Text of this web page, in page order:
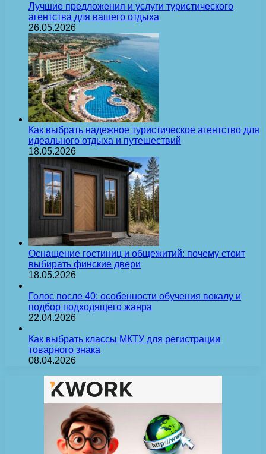
Лучшие предложения и услуги туристического
агентства для вашего отдыха
26.05.2026
Как выбрать надежное туристическое агентство для
идеального отдыха и путешествий
18.05.2026
Оснащение гостиниц и общежитий: почему стоит
выбирать финские двери
18.05.2026
Голос после 40: особенности обучения вокалу и
подбор подходящего жанра
22.04.2026
Как выбрать классы МКТУ для регистрации
товарного знака
08.04.2026